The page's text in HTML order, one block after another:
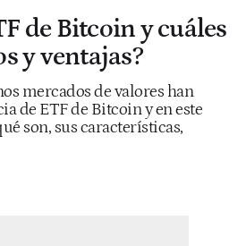
de Bitcoin y cuáles
y ventajas?
mercados de valores han
de ETF de Bitcoin y en este
son, sus características,